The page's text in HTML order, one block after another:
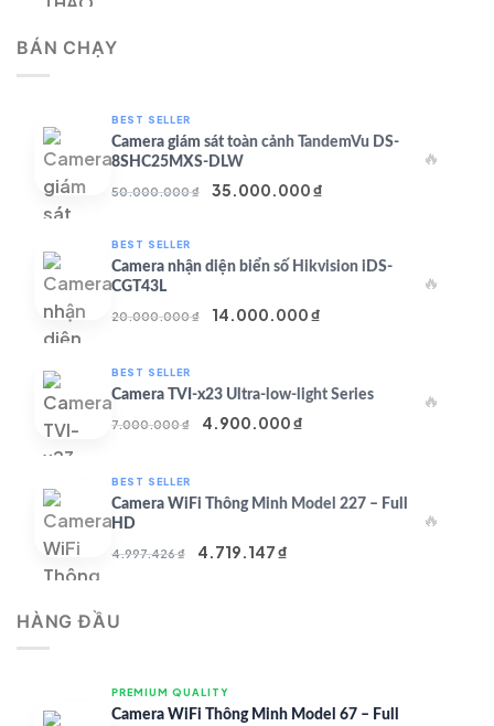
BÁN CHẠY
BEST SELLER
Camera giám sát toàn cảnh TandemVu DS-
8SHC25MXS-DLW
50.000.000₫
Giá
50.000.000 ₫.
35.000.000₫
là:
35.000.000 ₫.
🔥
BEST SELLER
Camera nhận diện biển số Hikvision iDS-
CGT43L
20.000.000₫
Giá
20.000.000 ₫.
14.000.000₫
là:
14.000.000 ₫.
🔥
BEST SELLER
Camera TVI-x23 Ultra-low-light Series
7.000.000₫
Giá
7.000.000 ₫.
4.900.000₫
là:
🔥
BEST SELLER
Camera WiFi Thông Minh Model 227 – Full
HD
4.997.426₫
Giá
4.719.147₫
🔥
HÀNG ĐẦU
PREMIUM QUALITY
Camera WiFi Thông Minh Model 67 – Full